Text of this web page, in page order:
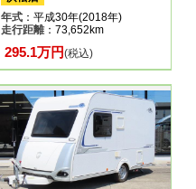
年式：平成30年(2018年)
走行距離：73,652km
295.1万円(税込)